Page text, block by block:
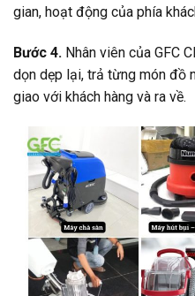
gian, hoạt động của phía
Bước 4. Nhân viên của GFC
dọn dẹp lại, trả từng món đồ
giao với khách hàng và ra về.